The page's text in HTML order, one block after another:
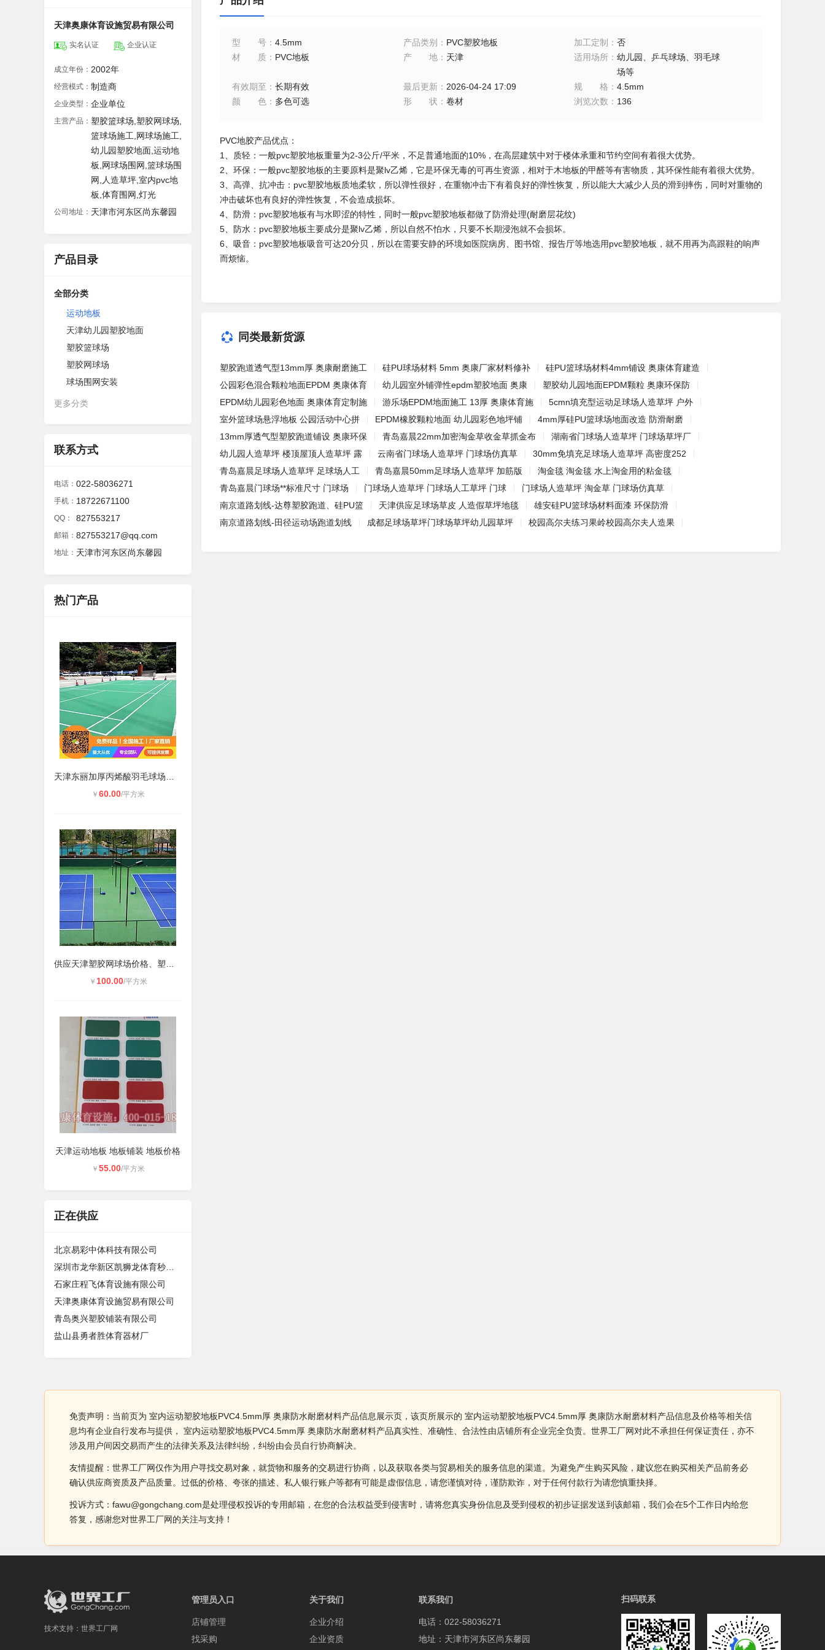
天津奥康体育设施贸易有限公司
实名认证 企业认证
成立年份： 2002年
经营模式： 制造商
企业类型： 企业单位
主营产品： 塑胶篮球场,塑胶网球场,
篮球场施工,网球场施工,
幼儿园塑胶地面,运动地
板,网球场围网,篮球场围
网,人造草坪,室内pvc地
板,体育围网,灯光
公司地址： 天津市河东区尚东馨园
产品目录
全部分类
运动地板
天津幼儿园塑胶地面
塑胶篮球场
塑胶网球场
球场围网安装
更多分类
联系方式
电话： 022-58036271
手机： 18722671100
QQ： 827553217
邮箱： 827553217@qq.com
地址： 天津市河东区尚东馨园
热门产品
￥ 60.00/平方米
￥ 100.00/平方米
天津运动地板 地板铺装 地板价格
￥ 55.00/平方米
正在供应
北京易彩中体科技有限公司
石家庄程飞体育设施有限公司
天津奥康体育设施贸易有限公司
青岛奥兴塑胶铺装有限公司
盐山县勇者胜体育器材厂
型号 ： 4.5mm 产品类别 ： PVC塑胶地板 加工定制 ：否
材质 ： PVC地板 产地： 天津 适用场所 ：幼儿园、乒乓球场、羽毛球
场等
有效期至 ： 长期有效 最后更新： 2026-04-24 17:09 规格 ：4.5mm
颜色 ： 多色可选 形状 ： 卷材 浏览次数 ： 136
PVC地胶产品优点：
1、质轻：一般pvc塑胶地板重量为2-3公斤/平米，不足普通地面的10%，在高层建筑中对于楼体承重和节约空间有着很大优势。
2、环保：一般pvc塑胶地板的主要原料是聚lv乙烯，它是环保无毒的可再生资源，相对于木地板的甲醛等有害物质，其环保性能有着很大优势。
3、高弹、抗冲击：pvc塑胶地板质地柔软，所以弹性很好，在重物冲击下有着良好的弹性恢复，所以能大大减少人员的滑到摔伤，同时对重物的
冲击破坏也有良好的弹性恢复，不会造成损坏。
4、防滑：pvc塑胶地板有与水即涩的特性，同时一般pvc塑胶地板都做了防滑处理(耐磨层花纹)
5、防水：pvc塑胶地板主要成分是聚lv乙烯，所以自然不怕水，只要不长期浸泡就不会损坏。
6、吸音：pvc塑胶地板吸音可达20分贝，所以在需要安静的环境如医院病房、图书馆、报告厅等地选用pvc塑胶地板，就不用再为高跟鞋的响声
而烦恼。
同类最新货源
塑胶跑道透气型13mm厚 奥康耐磨施工 硅PU球场材料 5mm 奥康厂家材料修补
硅PU篮球场材料4mm铺设 奥康体育建造
公园彩色混合颗粒地面EPDM 奥康体育
幼儿园室外铺弹性epdm塑胶地面 奥康
塑胶幼儿园地面EPDM颗粒 奥康环保防
EPDM幼儿园彩色地面 奥康体育定制施
游乐场EPDM地面施工 13厚 奥康体育施
5cmn填充型运动足球场人造草坪 户外
室外篮球场悬浮地板 公园活动中心拼
EPDM橡胶颗粒地面 幼儿园彩色地坪铺
4mm厚硅PU篮球场地面改造 防滑耐磨
13mm厚透气型塑胶跑道铺设 奥康环保
青岛嘉晨22mm加密淘金草收金草抓金布
湖南省门球场人造草坪 门球场草坪厂
幼儿园人造草坪 楼顶屋顶人造草坪 露
云南省门球场人造草坪 门球场仿真草
30mm免填充足球场人造草坪 高密度252
青岛嘉晨足球场人造草坪 足球场人工
青岛嘉晨50mm足球场人造草坪 加筋版
淘金毯 淘金毯 水上淘金用的粘金毯
青岛嘉晨门球场**标准尺寸 门球场
门球场人造草坪 门球场人工草坪 门球
门球场人造草坪 淘金草 门球场仿真草
南京道路划线-达尊塑胶跑道、硅PU篮
天津供应足球场草皮 人造假草坪地毯
雄安硅PU篮球场材料面漆 环保防滑
南京道路划线-田径运动场跑道划线
成都足球场草坪门球场草坪幼儿园草坪 校园高尔夫练习果岭校园高尔夫人造果
免责声明：当前页为 室内运动塑胶地板PVC4.5mm厚 奥康防水耐磨材料产品信息展示页，该页所展示的 室内运动塑胶地板PVC4.5mm厚 奥康防水耐磨材料产品信息及价格等相关信
息均有企业自行发布与提供， 室内运动塑胶地板PVC4.5mm厚 奥康防水耐磨材料产品真实性、准确性、合法性由店铺所有企业完全负责。世界工厂网对此不承担任何保证责任，亦不
涉及用户间因交易而产生的法律关系及法律纠纷，纠纷由会员自行协商解决。
友情提醒：世界工厂网仅作为用户寻找交易对象，就货物和服务的交易进行协商，以及获取各类与贸易相关的服务信息的渠道。为避免产生购买风险，建议您在购买相关产品前务必
确认供应商资质及产品质量。过低的价格、夸张的描述、私人银行账户等都有可能是虚假信息，请您谨慎对待，谨防欺诈，对于任何付款行为请您慎重抉择。
投诉方式：fawu@gongchang.com是处理侵权投诉的专用邮箱，在您的合法权益受到侵害时，请将您真实身份信息及受到侵权的初步证据发送到该邮箱，我们会在5个工作日内给您
答复，感谢您对世界工厂网的关注与支持！
技术支持： 世界工厂网
管理员入口
店铺管理
找采购
关于我们
企业介绍
企业资质
联系我们
电话：022-58036271
地址：天津市河东区尚东馨园
扫码联系